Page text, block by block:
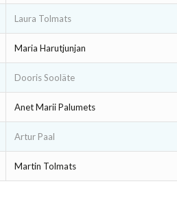
Laura Tolmats
Maria Harutjunjan
Dooris Sooläte
Anet Marii Palumets
Artur Paal
Martin Tolmats